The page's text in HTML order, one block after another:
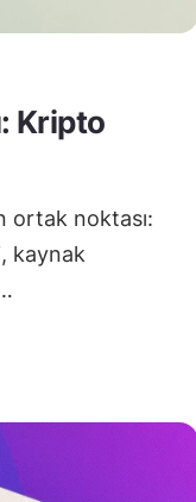
Kripto
ortak noktası:
kaynak